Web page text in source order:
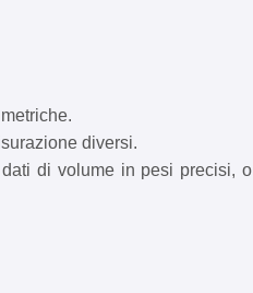
diversi.
di volume in pesi precisi, o